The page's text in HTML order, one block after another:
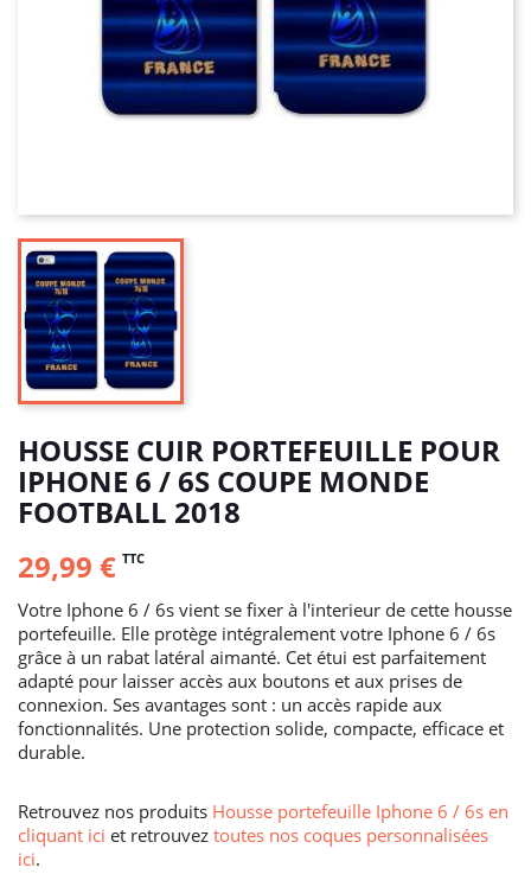
HOUSSE CUIR PORTEFEUILLE POUR
IPHONE 6 / 6S COUPE MONDE
FOOTBALL 2018
29,99 € TTC
Votre Iphone 6 / 6s vient se fixer à l'interieur de cette housse
portefeuille. Elle protège intégralement votre Iphone 6 / 6s
grâce à un rabat latéral aimanté. Cet étui est parfaitement
adapté pour laisser accès aux boutons et aux prises de
connexion. Ses avantages sont : un accès rapide aux
fonctionnalités. Une protection solide, compacte, efficace et
durable.
Retrouvez nos produits Housse portefeuille Iphone 6 / 6s en
cliquant ici et retrouvez toutes nos coques personnalisées
ici.